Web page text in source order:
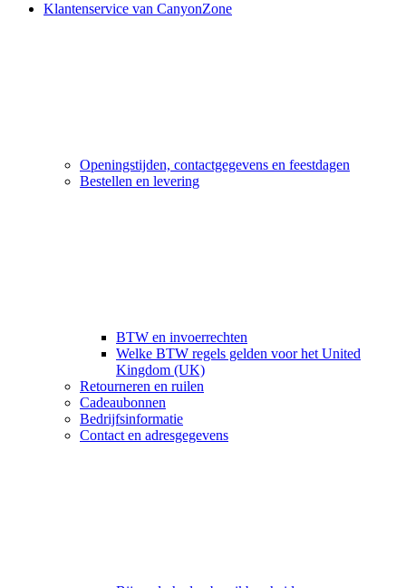
Klantenservice van CanyonZone
Openingstijden, contactgegevens en feestdagen
Bestellen en levering
BTW en invoerrechten
Welke BTW regels gelden voor het United
Kingdom (UK)
Retourneren en ruilen
Cadeaubonnen
Bedrijfsinformatie
Contact en adresgegevens